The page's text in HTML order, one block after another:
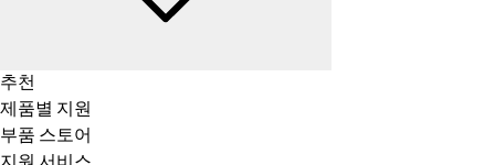
추천
제품별 지원
부품 스토어